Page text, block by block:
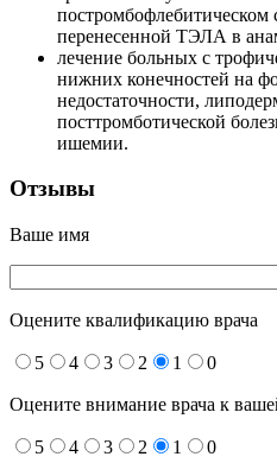
перенесенной ТЭЛА в
лечение больных с
нижних конечностей на
недостаточности,
посттромботической
ишемии.
Отзывы
Ваше имя
Оцените квалификацию врача
5 4 3 2 1 0
Оцените внимание врача к
5 4 3 2 1 0